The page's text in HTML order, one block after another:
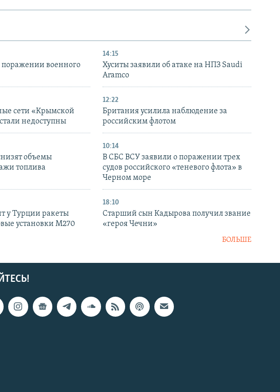
поражении военного
14:15
Хуситы заявили об атаке на НПЗ Saudi
Aramco
сети «Крымской
недоступны
12:22
Британия усилила наблюдение за
российским флотом
объемы
топлива
10:14
В СБС ВСУ заявили о поражении трех
судов российского «теневого флота» в
Черном море
у Турции ракеты
установки M270
18:10
Старший сын Кадырова получил звание
«героя Чечни»
БОЛЬШЕ